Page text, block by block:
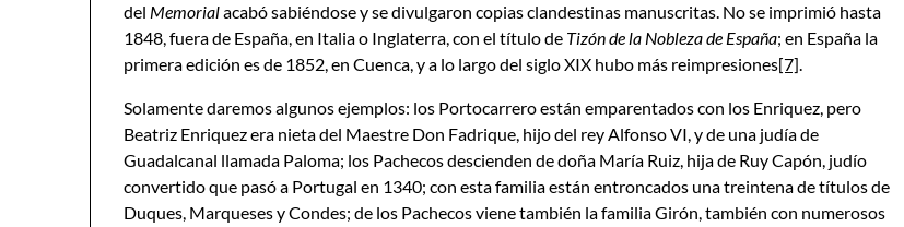
del Memorialacabó sabiéndose y se divulgaron copias clandestinas manuscritas. No se imprimió hasta
1848, fuera de España, en Italia o Inglaterra, con el título de Tizón de la Nobleza de España; en España la
primera edición es de 1852, en Cuenca, y a lo largo del siglo XIX hubo más reimpresiones[7].
Solamente daremos algunos ejemplos: los Portocarrero están emparentados con los Enriquez, pero
Beatriz Enriquez era nieta del Maestre Don Fadrique, hijo del rey Alfonso VI, y de una judía de
Guadalcanal llamada Paloma; los Pachecos descienden de doña María Ruiz, hija de Ruy Capón, judío
convertido que pasó a Portugal en 1340; con esta familia están entroncados una treintena de títulos de
Duques, Marqueses y Condes; de los Pachecos viene también la familia Girón, también con numerosos